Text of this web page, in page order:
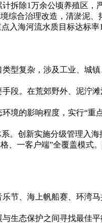
拆除1万余公顷养殖区，
综合治理改造，清淤泥、
入海河流水质目标达标
型复杂，涉及工业、城
段。在荒郊野外、泥泞
境的影响程度，实行“重
。创新实施分级管理入
、一客户端”全覆盖模式
节、海上帆船赛、环湾
生态保护之间寻找最佳